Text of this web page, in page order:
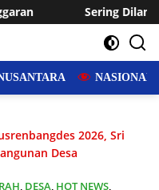
Genangan, Desa
NASIONAL
2026, Sri
Desa
, DESA, HOT NEWS,